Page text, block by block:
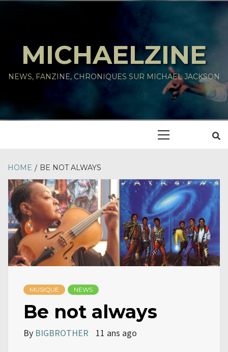
MICHAELZINE
NEWS, FANZINE, CHRONIQUES SUR MICHAEL JACKSON
HOME BE NOT ALWAYS
MUSIQUE NEWS
Be not always
By BIGBROTHER 11 ans ago